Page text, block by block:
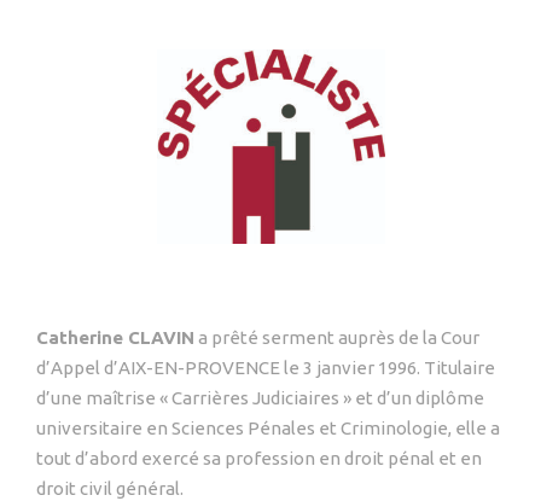
Catherine CLAVIN a prêté serment auprès de la Cour
d’Appel d’AIX-EN-PROVENCE le 3 janvier 1996. Titulaire
d’une maîtrise « Carrières Judiciaires » et d’un diplôme
universitaire en Sciences Pénales et Criminologie, elle a
tout d’abord exercé sa profession en droit pénal et en
droit civil général.